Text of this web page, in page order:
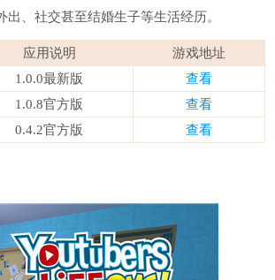
、社交甚至结婚生子等生活经历。
应用说明
游戏地址
1.0.0最新版
查看
1.0.8官方版
查看
0.4.2官方版 查看